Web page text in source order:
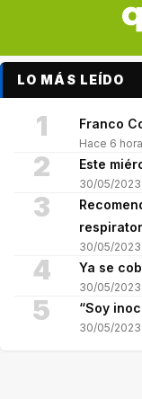
LO MÁS LEÍDO
1 Franco
Hace 6
2 Este
30/05/2023
3
30/05/2023
4 Ya se
30/05/2023
5 “Soy
30/05/2023